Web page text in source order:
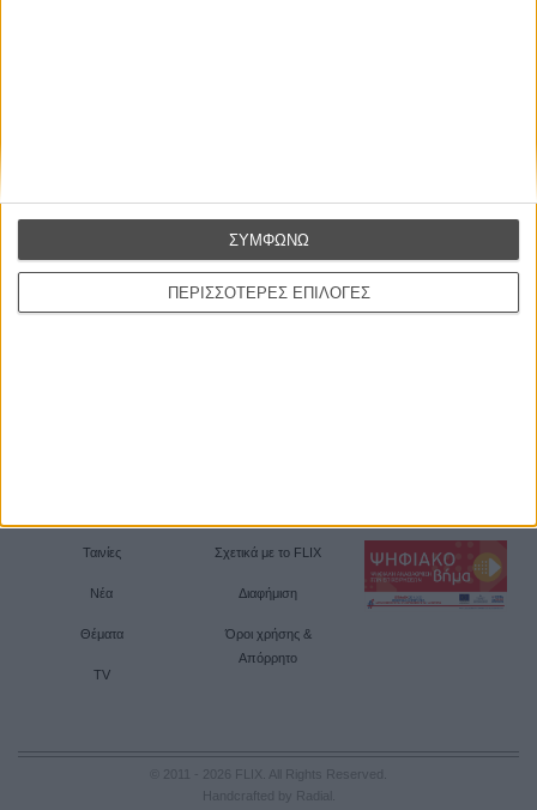
ΠΕΡΙΣΣΟΤΕΡΕΣ ΕΠΙΛΟΓΕΣ
ΣΥΜΦΩΝΩ
Ταινίες
Νέα
Θέματα
TV
Σχετικά με το FLIX
Διαφήμιση
Όροι χρήσης &
Απόρρητο
© 2011 - 2026 FLIX. All Rights Reserved.
Handcrafted by Radial